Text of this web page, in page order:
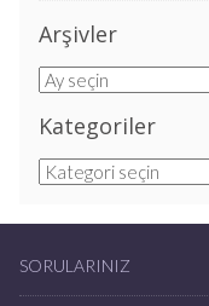
Arşivler
Arşivler
Kategoriler
Kategoriler
SORULARINIZ